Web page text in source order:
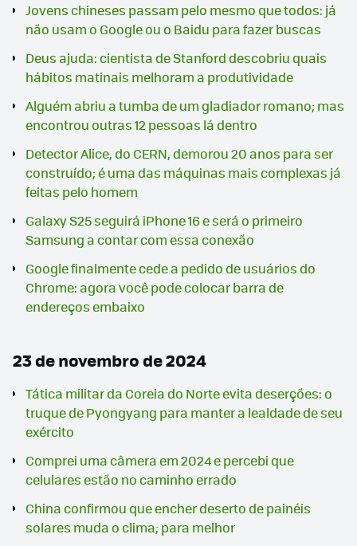
Jovens chineses passam pelo mesmo que todos: já
não usam o Google ou o Baidu para fazer buscas
Deus ajuda: cientista de Stanford descobriu quais
hábitos matinais melhoram a produtividade
Alguém abriu a tumba de um gladiador romano; mas
encontrou outras 12 pessoas lá dentro
Detector Alice, do CERN, demorou 20 anos para ser
construído; é uma das máquinas mais complexas já
feitas pelo homem
Galaxy S25 seguirá iPhone 16 e será o primeiro
Samsung a contar com essa conexão
Google finalmente cede a pedido de usuários do
Chrome: agora você pode colocar barra de
endereços embaixo
23 de novembro de 2024
Tática militar da Coreia do Norte evita deserções: o
truque de Pyongyang para manter a lealdade de seu
exército
Comprei uma câmera em 2024 e percebi que
celulares estão no caminho errado
China confirmou que encher deserto de painéis
solares muda o clima; para melhor